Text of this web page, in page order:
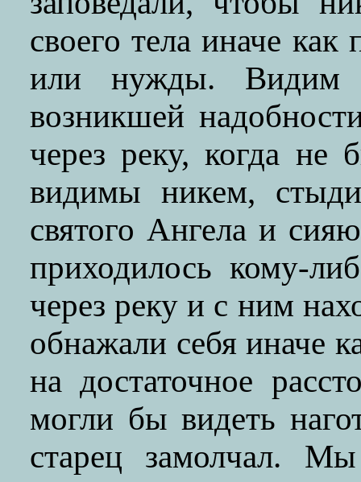
своего тела иначе
или нужды.
возникшей
через реку, когда не
видимы никем,
святого Ангела и
приходилось кому-
через реку и с ним
обнажали себя иначе
на достаточное
могли бы видеть
старец замолчал.